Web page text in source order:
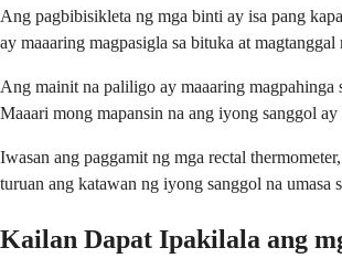
Ang pagbibisikleta ng mga binti ay isa pang
ay maaaring magpasigla sa bituka at
Ang mainit na paliligo ay maaaring magpahinga
Maaari mong mapansin na ang iyong sanggol
Iwasan ang paggamit ng mga rectal
turuan ang katawan ng iyong sanggol na umasa
Kailan Dapat Ipakilala ang